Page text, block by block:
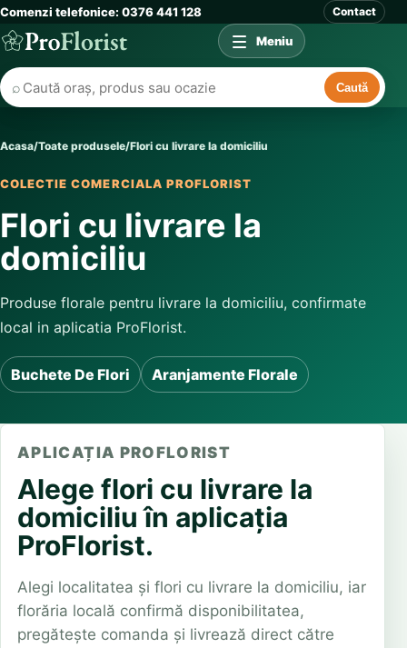
Comenzi telefonice: 0376 441 128 Contact
⌕ Caută
Meniu
Acasa/Toate produsele/Flori cu livrare la domiciliu
COLECTIE COMERCIALA PROFLORIST
Flori cu livrare la
domiciliu
Produse florale pentru livrare la domiciliu, confirmate
local in aplicatia ProFlorist.
Buchete De Flori Aranjamente Florale
APLICAȚIA PROFLORIST
Alege flori cu livrare la
domiciliu în aplicația
ProFlorist.
Alegi localitatea și flori cu livrare la domiciliu, iar
florăria locală confirmă disponibilitatea,
pregătește comanda și livrează direct către